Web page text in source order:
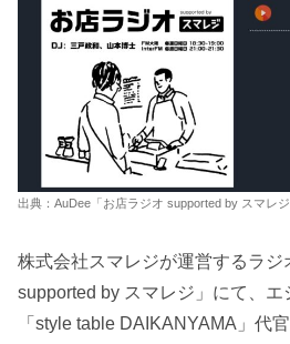
出典：AuDee「お店ラジオ supported by スマレ
株式会社スマレジが運営するラジ
supported by スマレジ」にて、
「style table DAIKANYAMA」代